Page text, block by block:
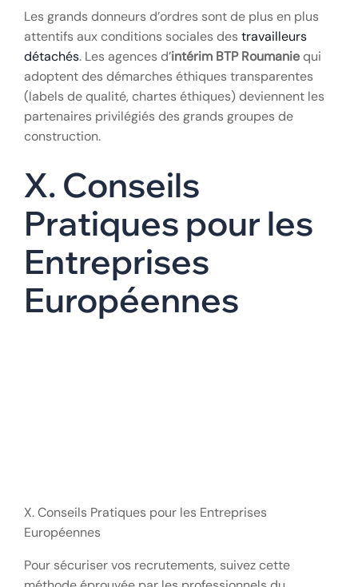
simplifient et accélèrent le processus de
recrutement international.
L’importance des
critères ESG
attentifs aux conditions sociales des
détachés. Les agences d’ intérim BTP Roumanie
adoptent des démarches éthiques transparentes
(labels de qualité, chartes éthiques) deviennent les
partenaires privilégiés des grands groupes de
construction.
X. Conseils